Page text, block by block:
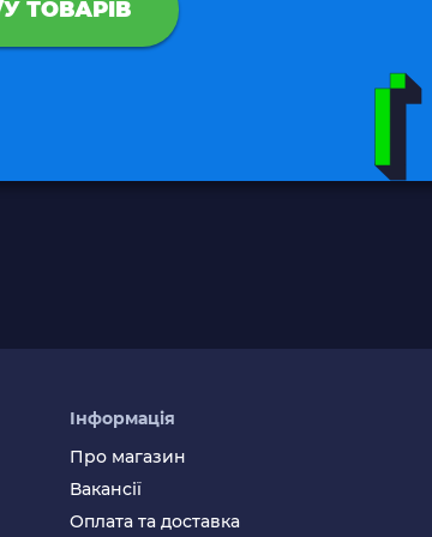
ТОВАРІВ
Інформація
Про магазин
Вакансії
Оплата та доставка